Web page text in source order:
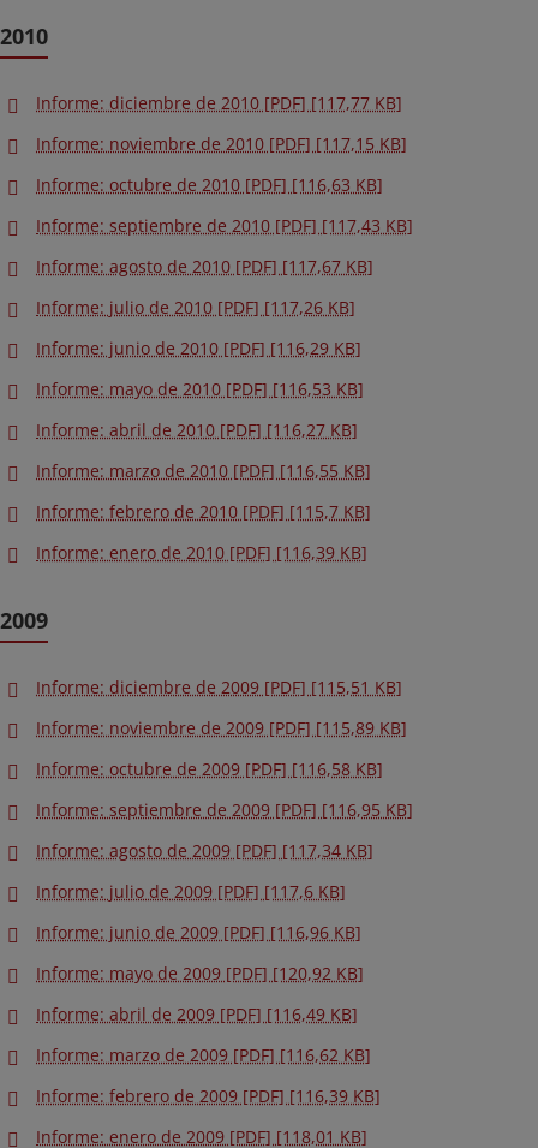
2010
Informe: diciembre de 2010 [PDF] [117,77 KB]
Informe: noviembre de 2010 [PDF] [117,15 KB]
Informe: octubre de 2010 [PDF] [116,63 KB]
Informe: septiembre de 2010 [PDF] [117,43 KB]
Informe: agosto de 2010 [PDF] [117,67 KB]
Informe: julio de 2010 [PDF] [117,26 KB]
Informe: junio de 2010 [PDF] [116,29 KB]
Informe: mayo de 2010 [PDF] [116,53 KB]
Informe: abril de 2010 [PDF] [116,27 KB]
Informe: marzo de 2010 [PDF] [116,55 KB]
Informe: febrero de 2010 [PDF] [115,7 KB]
Informe: enero de 2010 [PDF] [116,39 KB]
2009
Informe: diciembre de 2009 [PDF] [115,51 KB]
Informe: noviembre de 2009 [PDF] [115,89 KB]
Informe: octubre de 2009 [PDF] [116,58 KB]
Informe: septiembre de 2009 [PDF] [116,95 KB]
Informe: agosto de 2009 [PDF] [117,34 KB]
Informe: julio de 2009 [PDF] [117,6 KB]
Informe: junio de 2009 [PDF] [116,96 KB]
Informe: mayo de 2009 [PDF] [120,92 KB]
Informe: abril de 2009 [PDF] [116,49 KB]
Informe: marzo de 2009 [PDF] [116,62 KB]
Informe: febrero de 2009 [PDF] [116,39 KB]
Informe: enero de 2009 [PDF] [118,01 KB]